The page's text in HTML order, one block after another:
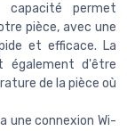
capacité permet
pièce, avec une
et efficace. La
également d'être
de la pièce où
une connexion Wi-